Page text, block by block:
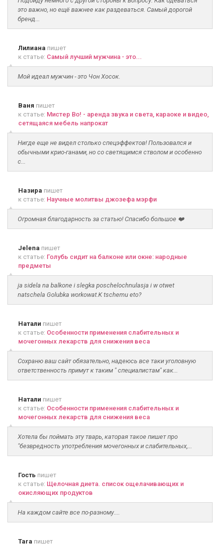
это важно, но ещё важнее как раздеваться. Самый дорогой
бренд...
Лилиана пишет
к статье: Самый лучший мужчина - это...
Мой идеал мужчин - это Чон Хосок.
Ваня пишет
к статье: Мистер Во! - аренда звука и света, караоке и видео,
сетящаяся мебель напрокат
Нигде еще не видел столько спецэффектов! Пользовался и
обычными крио-ганами, но со светящимся стволом и особенно
с...
Назира пишет
к статье: Научные молитвы джозефа мэрфи
Огромная благодарность за статью! Спасибо большое ❤️
Jelena пишет
к статье: Голубь сидит на балконе или окне: народные
предметы
ja sidela na balkone i slegka poschelochnulasja i w otwet
natschela Golubka workowat.K tschemu eto?
Натали пишет
к статье: Особенности применения слабительных и
мочегонных лекарств для снижения веса
Сохраню ваш сайт обязательно, надеюсь все таки уголовную
ответственность примут к таким " специалистам" как...
Натали пишет
к статье: Особенности применения слабительных и
мочегонных лекарств для снижения веса
Хотела бы поймать эту тварь, каторая такое пишет про
"безвредность употребления мочегонных и слабительных,...
Гость пишет
к статье: Щелочная диета. список ощелачивающих и
окисляющих продуктов
На каждом сайте все по-разному....
Tara пишет